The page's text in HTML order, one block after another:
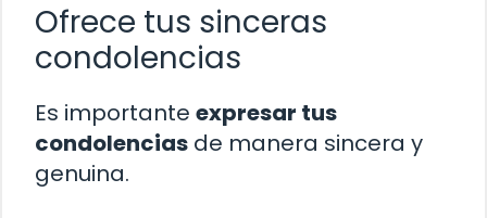
Ofrece tus sinceras
condolencias
Es importante expresar tus
condolencias de manera sincera y
genuina.